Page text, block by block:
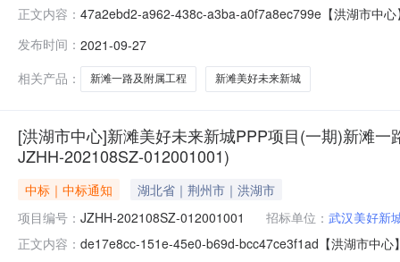
正文内容： 47a2ebd2-a962-438c-a3ba-a0f7a8ec799e【洪湖市中
202108SZ-012001001新滩美好未来新城PPP项目（一
发布时间： 2021-09-27
相关产品：
新滩一路及附属工程 新滩美好未来新城
[洪湖市中心]新滩美好未来新城PPP项目(一期)新滩
JZHH-202108SZ-012001001)
中标｜中标通知
湖北省｜荆州市｜洪湖市
项目编号： JZHH-202108SZ-012001001 招标单位： 武汉美好新
正文内容： de17e8cc-151e-45e0-b69d-bcc47ce3f1ad【洪湖市中心